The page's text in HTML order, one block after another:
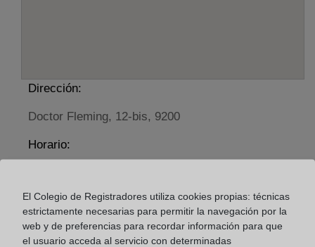
Dirección:
Doctor Fleming, 12-bis, 9200
Horario:
Agosto: De lunes a viernes de 09:00 a 14:00 horas
Los días 24 y 31 de diciembre de 09:00 a 14:00
horas
El Colegio de Registradores utiliza cookies propias: técnicas
estrictamente necesarias para permitir la navegación por la
web y de preferencias para recordar información para que
el usuario acceda al servicio con determinadas